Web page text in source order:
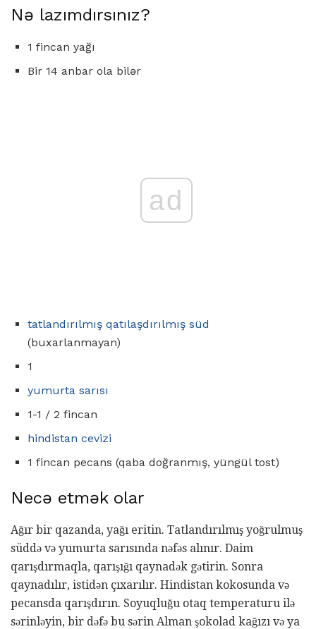
Nə lazımdırsınız?
1 fincan yağı
Bir 14 anbar ola bilər
ad
tatlandırılmış qatılaşdırılmış süd
(buxarlanmayan)
1
yumurta sarısı
1-1 / 2 fincan
hindistan cevizi
1 fincan pecans (qaba doğranmış, yüngül tost)
Necə etmək olar
Ağır bir qazanda, yağı eritin. Tatlandırılmış yoğrulmuş
süddə və yumurta sarısında nəfəs alınır. Daim
qarışdırmaqla, qarışığı qaynadək gətirin. Sonra
qaynadılır, istidən çıxarılır. Hindistan kokosunda və
pecansda qarışdırın. Soyuqluğu otaq temperaturu ilə
sərinləyin, bir dəfə bu sərin Alman şokolad kağızı və ya